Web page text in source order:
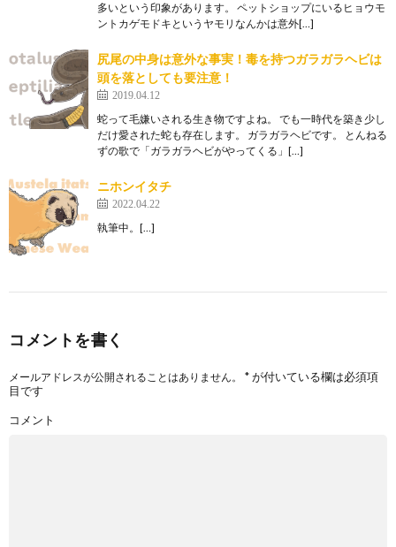
多いという印象があります。 ペットショップにいるヒョウモ
ントカゲモドキというヤモリなんかは意外[…]
尻尾の中身は意外な事実！毒を持つガラガラヘビは
頭を落としても要注意！
2019.04.12
蛇って毛嫌いされる生き物ですよね。 でも一時代を築き少し
だけ愛された蛇も存在します。 ガラガラヘビです。 とんねる
ずの歌で「ガラガラヘビがやってくる」[…]
ニホンイタチ
2022.04.22
執筆中。[…]
コメントを書く
メールアドレスが公開されることはありません。 *が付いている欄は必須項
目です
コメント